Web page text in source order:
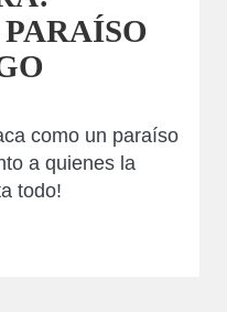
como un paraíso
a quienes la
todo!